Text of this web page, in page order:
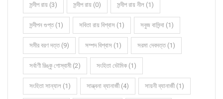
সন্দীপ রায় (3) সন্দীপ রায় (0) সন্দীপ রায় নীল (1)
সন্দীপন গুপ্ত (1) সবিতা রায় বিশ্বাস (1) সবুজ বাসিন্দা (1)
সমীর বরণ দত্ত (9) সম্পদ বিশ্বাস (1) সরমা দেবদত্ত (1)
সর্বাণী রিঙ্কু গোস্বামী (2) সংহিতা ভৌমিক (1)
সংহিতা সান্যাল (1) সান্ত্বনা ব্যানার্জী (4) সায়নী ব্যানার্জী (1)